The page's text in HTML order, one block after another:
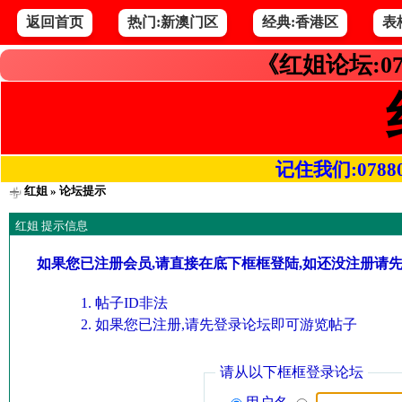
返回首页 热门:新澳门区 经典:香港区 表
《红姐论坛
记住我们
红姐» 论坛提示
红姐 提示信息
如果您已注册会员,请直接在底下框框登陆,如还没注册请
帖子ID非法
如果您已注册,请先登录论坛即可游览帖子
请从以下框框登录论坛